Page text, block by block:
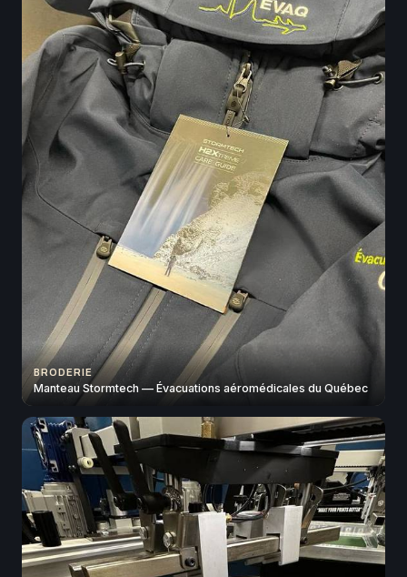
BRODERIE
Manteau Stormtech — Évacuations aéromédicales du Québec